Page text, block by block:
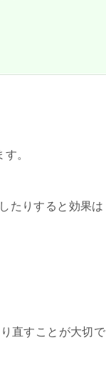
。
たりすると効果は
直すことが大切で